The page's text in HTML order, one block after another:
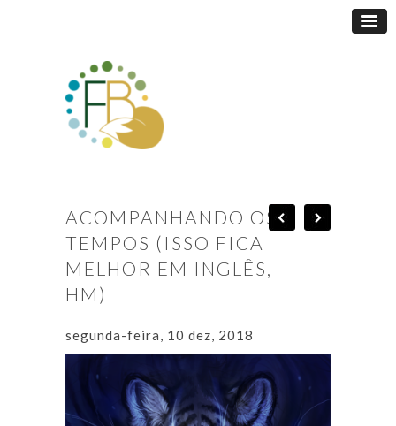
ACOMPANHANDO OS
TEMPOS (ISSO FICA
MELHOR EM INGLÊS,
HM)
segunda-feira, 10 dez, 2018